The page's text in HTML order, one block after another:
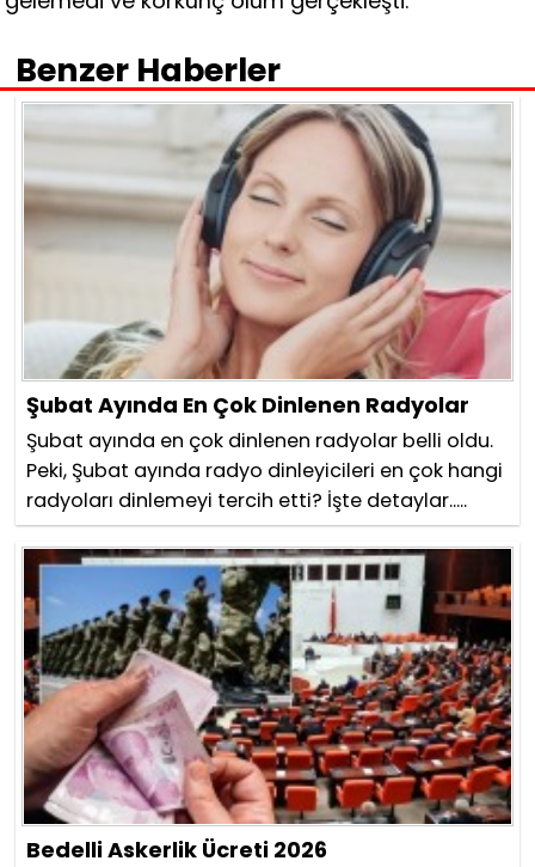
Benzer Haberler
Şubat Ayında En Çok Dinlenen Radyolar
Şubat ayında en çok dinlenen radyolar belli oldu.
Peki, Şubat ayında radyo dinleyicileri en çok hangi
radyoları dinlemeyi tercih etti? İşte detaylar.....
Bedelli Askerlik Ücreti 2026